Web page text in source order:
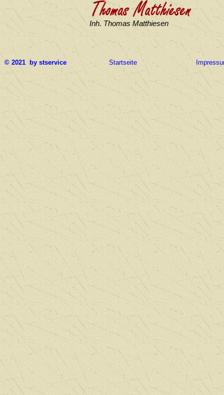
Inh. Thomas Matthiesen
© 2021 by stservice Startseite